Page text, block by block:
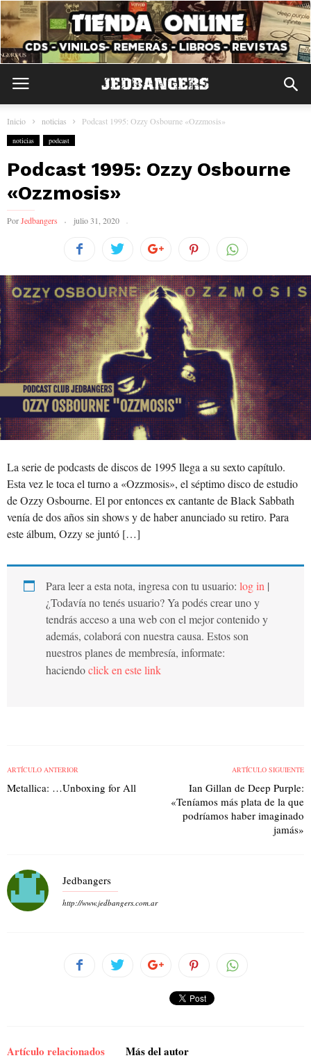
Inicio noticias Podcast 1995: Ozzy Osbourne «Ozzmosis»
noticias podcast
Podcast 1995: Ozzy Osbourne
«Ozzmosis»
PorJedbangers julio 31, 2020
La serie de podcasts de discos de 1995 llega a su sexto capítulo.
Esta vez le toca el turno a «Ozzmosis», el séptimo disco de estudio
de Ozzy Osbourne. El por entonces ex cantante de Black Sabbath
venía de dos años sin shows y de haber anunciado su retiro. Para
este álbum, Ozzy se juntó […]
Para leer a esta nota, ingresa con tu usuario: log in |
¿Todavía no tenés usuario? Ya podés crear uno y
tendrás acceso a una web con el mejor contenido y
además, colaborá con nuestra causa. Estos son
nuestros planes de membresía, informate:
haciendoclick en este link
ARTÍCULO ANTERIOR
Metallica: …Unboxing for All
ARTÍCULO SIGUIENTE
Ian Gillan de Deep Purple:
«Teníamos más plata de la que
podríamos haber imaginado
jamás»
Jedbangers
http://www.jedbangers.com.ar
Artículo relacionados Más del autor